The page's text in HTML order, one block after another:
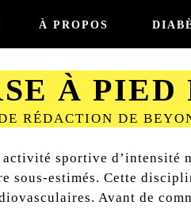
À PROPOS
À PIED
RÉDACTION DE
sportive d’intensité
sous-estimés. Cette
Avant de